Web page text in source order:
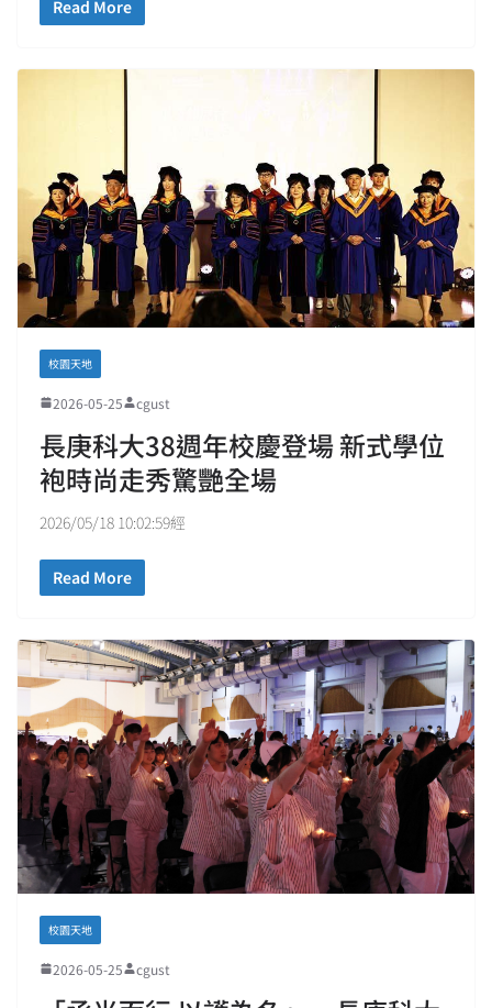
Read More
校園天地
2026-05-25 cgust
長庚科大38週年校慶登場 新式學位
袍時尚走秀驚艷全場
2026/05/18 10:02:59經
Read More
校園天地
2026-05-25 cgust